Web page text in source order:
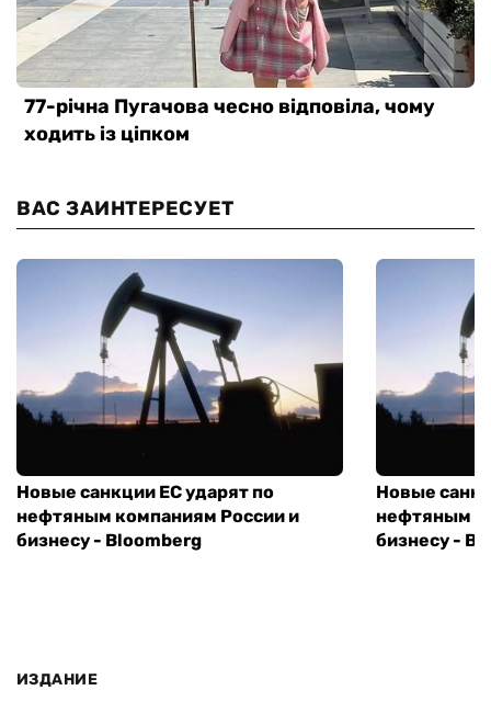
ВАС ЗАИНТЕРЕСУЕТ
Новые санкции ЕС ударят по
нефтяным компаниям России и
бизнесу - Bloomberg
Новые
нефтяным
бизнесу -
ИЗДАНИЕ